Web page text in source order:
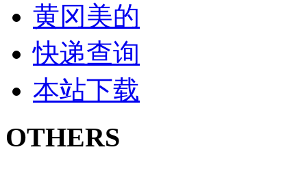
黄冈美的
快递查询
本站下载
OTHERS